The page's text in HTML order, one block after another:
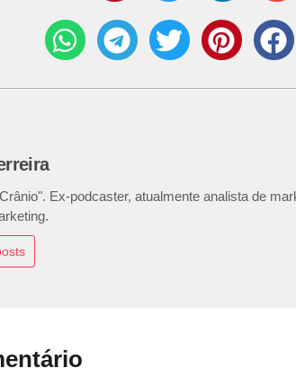
Ex-podcaster, atualmente analista de